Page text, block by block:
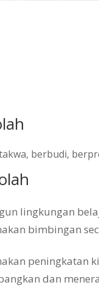
berbudi,
lingkungan
bimbingan
peningkatan
dan